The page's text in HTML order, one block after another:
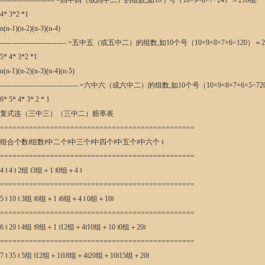
4* 3*2 *1
n(n-1)(n-2)(n-3)(n-4)
---------------------------- =五中五（或五中二）的组数,如10个号（10×9×8×7×6÷120）＝
5* 4* 3*2 *1
n(n-1)(n-2)(n-3)(n-4)(n-5)
--------------------------------- =六中六（或六中二）的组数,如10个号（
6* 5* 4* 3* 2 * 1
复式连（三中三）（三中二）赔率表
===============================================
组合个数‖组数‖中二个‖中三个‖中四个‖中五个‖中六个 ‖
===============================================
4 ‖ 4 ‖ 2组 ‖3组＋1 ‖0组＋4 ‖
===============================================
5 ‖ 10 ‖ 3组 ‖6组＋1 ‖6组＋4 ‖ 0组＋10‖
===============================================
6 ‖ 20 ‖ 4组 ‖9组＋1 ‖12组＋4‖10组＋10 ‖0组＋20‖
===============================================
7 ‖ 35 ‖ 5组 ‖12组＋1‖18组＋4‖20组＋10‖15组＋20‖